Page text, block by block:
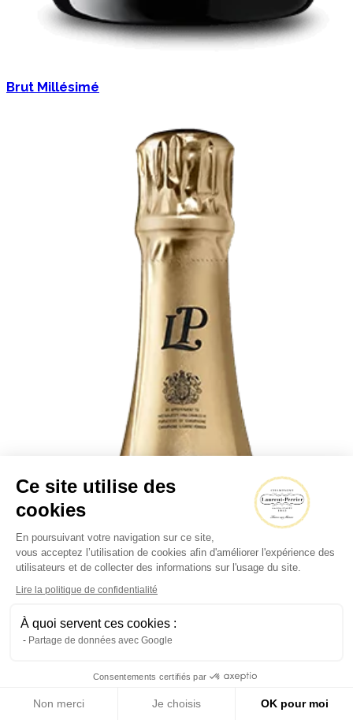
Brut Millésimé
Ce site utilise des
cookies
En poursuivant votre navigation sur ce site,
vous acceptez l’utilisation de cookies afin d'améliorer l'expérience des
utilisateurs et de collecter des informations sur l'usage du site.
Lire la politique de confidentialité
À quoi servent ces cookies :
Partage de données avec Google
Consentements certifiés par
Non merci Je choisis OK pour moi